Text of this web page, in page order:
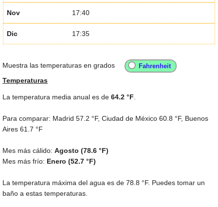
Nov 17:40
Dic 17:35
Muestra las temperaturas en grados
Temperaturas
La temperatura media anual es de 64.2 °F
Para comparar: Madrid 57.2 °F, Ciudad de México 60.8 °F, Buenos
Aires 61.7 °F
Mes más cálido: Agosto (78.6 °F)
Mes más frío: Enero (52.7 °F)
La temperatura máxima del agua es de 78.8 °F. Puedes tomar un
baño a estas temperaturas.